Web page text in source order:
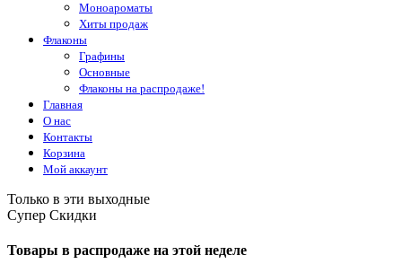
Моноароматы
Хиты продаж
Флаконы
Графины
Основные
Флаконы на распродаже!
Главная
О нас
Контакты
Корзина
Мой аккаунт
Только в эти выходные
Супер Скидки
Товары в распродаже на этой неделе